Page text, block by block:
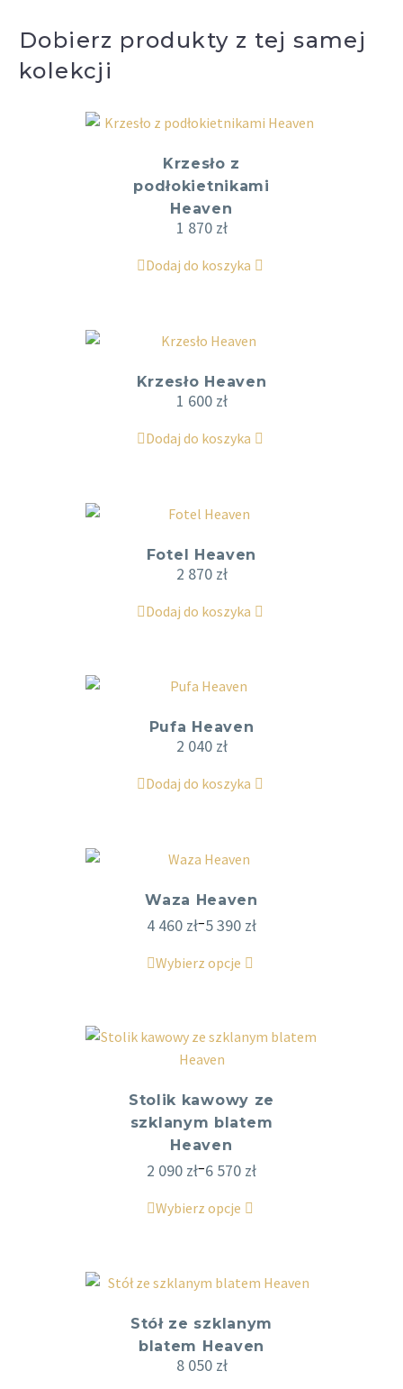
Dobierz produkty z tej samej
kolekcji
Krzesło z
podłokietnikami
Heaven
1 870 zł
Dodaj do koszyka
Krzesło Heaven
1 600 zł
Dodaj do koszyka
Fotel Heaven
2 870 zł
Dodaj do koszyka
Pufa Heaven
2 040 zł
Dodaj do koszyka
Waza Heaven
4 460 zł–5 390 zł
Wybierz opcje
Stolik kawowy ze
szklanym blatem
Heaven
2 090 zł–6 570 zł
Wybierz opcje
Stół ze szklanym
blatem Heaven
8 050 zł